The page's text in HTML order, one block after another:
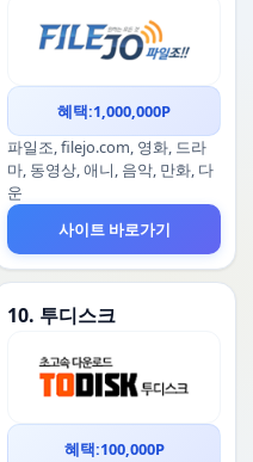
혜택:1,000,000P
파일조, filejo.com, 영화, 드라
마, 동영상, 애니, 음악, 만화, 다
운
사이트 바로가기
10. 투디스크
혜택:100,000P